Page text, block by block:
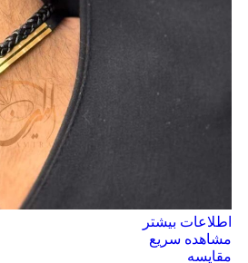
اطلاعات بیشتر
مشاهده سریع
مقایسه